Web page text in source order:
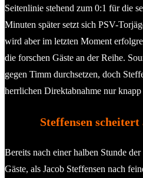
Seitenlinie stehend zum 0:1 für die
Minuten später setzt sich PSV-
wird aber im letzten Moment
die forschen Gäste an der Reihe.
gegen Timm durchsetzen, doch
herrlichen Direktabnahme nur knapp
Steffensen
Bereits nach einer halben Stunde
Gäste, als Jacob Steffensen nach